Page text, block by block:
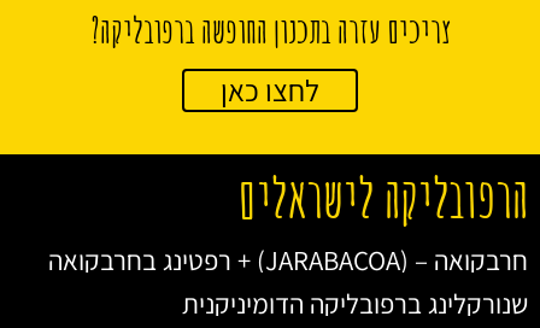
צריכים עזרה בתכנון החופשה ברפובליקה?
לחצו כאן
הרפובליקה לישראלים
חרבקואה – (JARABACOA) + רפטינג בחרבקואה
שנורקלינג ברפובליקה הדומיניקנית